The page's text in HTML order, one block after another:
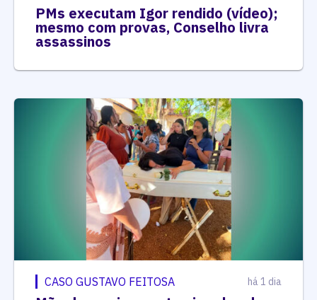
PMs executam Igor rendido (vídeo);
mesmo com provas, Conselho livra
assassinos
CASO GUSTAVO FEITOSA há 1 dia